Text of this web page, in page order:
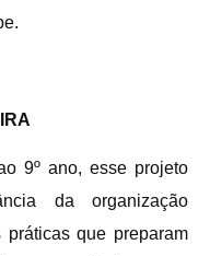
9º ano, esse projeto
da organização
que preparam